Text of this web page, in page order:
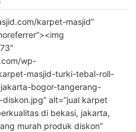
karpet-masjid”
wp-
masjid-turki-tebal-roll-
bogor-tangerang-
alt=”jual karpet
di bekasi, jakarta,
murah produk diskon”